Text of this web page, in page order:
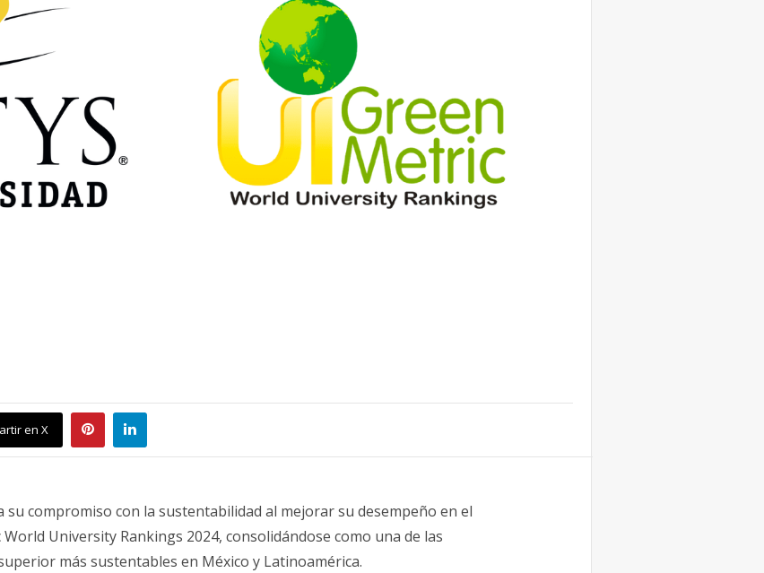
en X
su compromiso con la sustentabilidad al mejorar su desempeño en el
University Rankings 2024, consolidándose como una de las
más sustentables en México y Latinoamérica.